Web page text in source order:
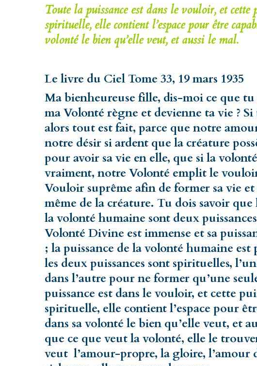
Toute la puissance est dans le vouloir, et cette
spirituelle, elle contient l’espace pour être
volonté le bien qu’elle veut, et aussi le mal.
Le livre du Ciel Tome 33, 19 mars 1935
Ma bienheureuse fille, dis-moi ce que
ma Volonté règne et devienne ta vie ?
alors tout est fait, parce que notre
notre désir si ardent que la créature
pour avoir sa vie en elle, que si la
vraiment, notre Volonté emplit le
Vouloir suprême afin de former sa vie
même de la créature. Tu dois savoir
la volonté humaine sont deux
Volonté Divine est immense et sa
; la puissance de la volonté humaine est
les deux puissances sont spirituelles,
dans l’autre pour ne former qu’une
puissance est dans le vouloir, et cette
spirituelle, elle contient l’espace pour
dans sa volonté le bien qu’elle veut, et
que ce que veut la volonté, elle le
veut l’amour-propre, la gloire, l’amour